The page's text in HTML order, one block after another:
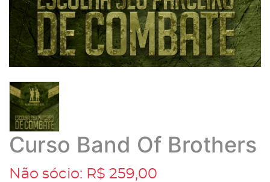
Curso Band Of Brothers
Não sócio: R$ 259,00